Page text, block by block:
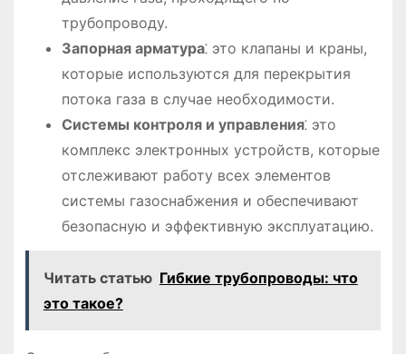
трубопроводу.
Запорная арматура⁚ это клапаны и краны,
которые используются для перекрытия
потока газа в случае необходимости.
Системы контроля и управления⁚ это
комплекс электронных устройств, которые
отслеживают работу всех элементов
системы газоснабжения и обеспечивают
безопасную и эффективную эксплуатацию.
Читать статью Гибкие трубопроводы: что
это такое?